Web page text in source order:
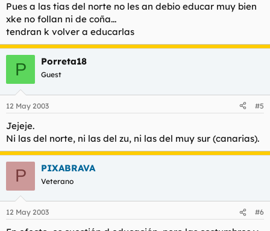
Pues a las tias del norte no les an debio educar muy bien
xke no follan ni de coña...
tendran k volver a educarlas
P Porreta18
Guest
12 May 2003 #5
Jejeje.
Ni las del norte, ni las del zu, ni las del muy sur (canarias).
P PIXABRAVA
Veterano
12 May 2003 #6